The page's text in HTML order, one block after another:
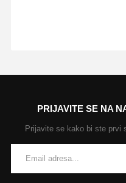
PRIJAVITE SE NA
Prijavite se kako bi ste